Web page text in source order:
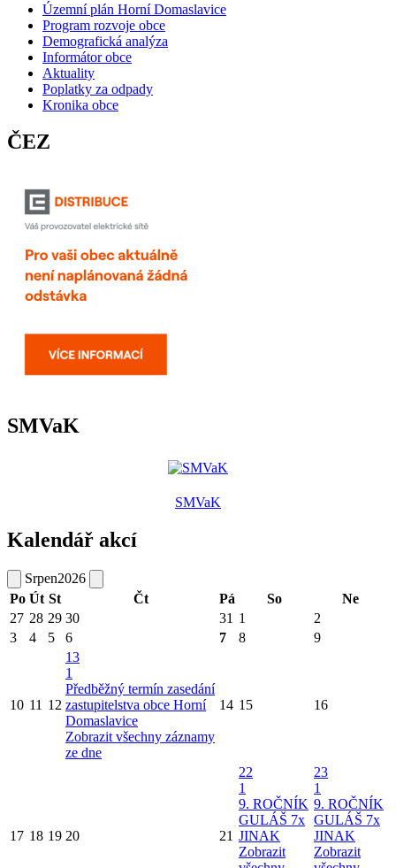
Územní plán Horní Domaslavice
Program rozvoje obce
Demografická analýza
Informátor obce
Aktuality
Poplatky za odpady
Kronika obce
ČEZ
SMVaK
SMVaK
Kalendář akcí
Srpen2026
Po Út St Čt Pá So
Ne
27 28 29 30 31 1
2
3
4 5 6 7 8 9
10 11 12
13
1
Předběžný termín zasedání
zastupitelstva obce Horní
Domaslavice
Zobrazit všechny záznamy
ze dne
14 15 16
17 18 19 20 21
22
1
9. ROČNÍK
GULÁŠ 7x
JINAK
Zobrazit
23
1
9. ROČNÍK
GULÁŠ 7x
JINAK
Zobrazit